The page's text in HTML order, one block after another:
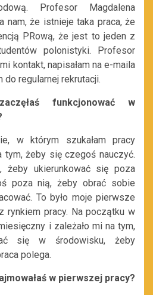
Profesor Magdalena
nam, że istnieje taka praca, że
PRową, że jest to jeden z
polonistyki. Profesor
kontakt, napisałam na e-maila
regularnej rekrutacji.
funkcjonować w
w którym szukałam pracy
tym, żeby się czegoś nauczyć.
żeby ukierunkować się poza
poza nią, żeby obrać sobie
To było moje pierwsze
rynkiem pracy. Na początku w
i zależało mi na tym,
się w środowisku, żeby
polega.
w pierwszej pracy?